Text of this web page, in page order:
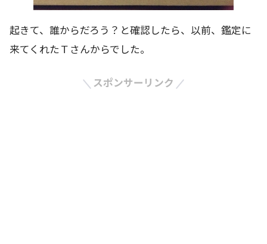
起きて、誰からだろう？と確認したら、以前、鑑定に
来てくれたＴさんからでした。
スポンサーリンク